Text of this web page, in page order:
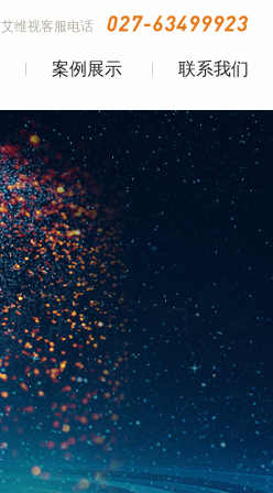
艾维视客服电话
案例展示 联系我们